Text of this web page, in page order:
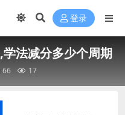
登录
法减分多少个周期
66 17